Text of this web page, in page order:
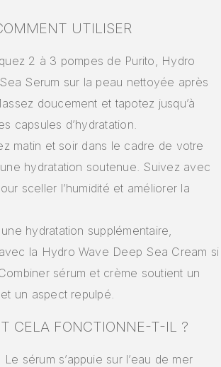
UTILISER
2 à 3 pompes de Purito, Hydro
Serum sur la peau nettoyée après
doucement et tapotez jusqu’à
capsules d’hydratation.
matin et soir dans le cadre de votre
hydratation soutenue. Suivez avec
sceller l’humidité et améliorer la
hydratation supplémentaire,
la Hydro Wave Deep Sea Cream si
sérum et crème soutient un
un aspect repulpé.
CELA FONCTIONNE-T-IL ?
sérum s’appuie sur l’eau de mer